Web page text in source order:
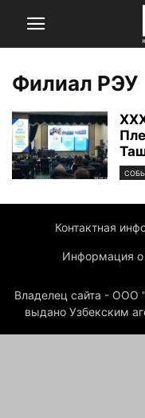
Филиал РЭУ
Контактная
Информация о
Владелец сайта - ООО
выдано Узбекским